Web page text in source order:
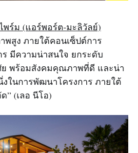
พร์ม (แอร์พอร์ต-มะลิวัลย์)
สูง ภายใต้คอนเซ็ปต์การ
มีความน่าสนใจ ยกระดับ
พร้อมสังคมคุณภาพที่ดี และน่า
งในการพัฒนาโครงการ ภายใต้
(เลอ นีโอ)